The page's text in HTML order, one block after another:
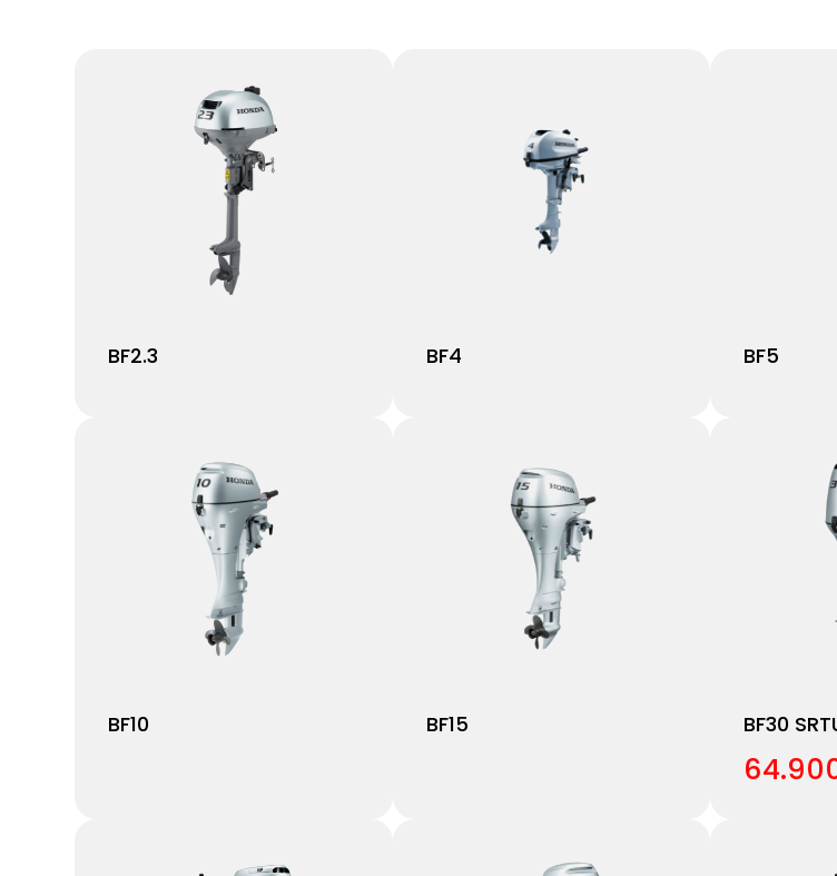
BF2.3 BF4 BF5
BF10 BF15 BF30